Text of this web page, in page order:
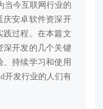
当今互联网行业的
庆安卓软件资深开
践过程。在本篇文
深开发的几个关键
持续学习和使用
开发行业的人们有